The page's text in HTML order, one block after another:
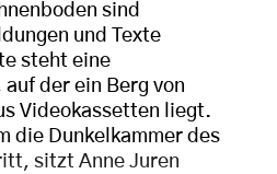
sind
und Texte
steht eine
der ein Berg von
Videokassetten liegt.
die Dunkelkammer des
sitzt Anne Juren